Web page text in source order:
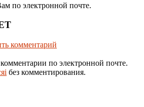
по электронной почте.
комментарий
по электронной почте.
без комментирования.